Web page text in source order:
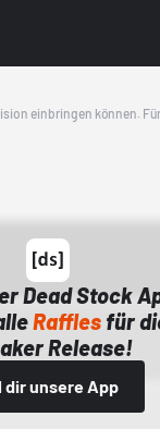
einbringen können.
Dead Stock
Raffles für
Release!
dir unsere App